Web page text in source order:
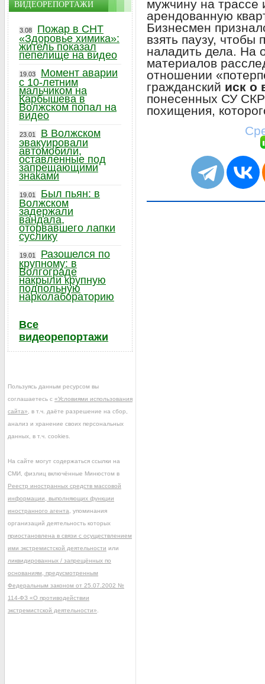
мужчину на трассе
арендованную
Бизнесмен
взять паузу, чтобы
наладить дела. На
материалов
отношении
гражданский иск о
понесенных СУ
похищения,
ВИДЕОРЕПОРТАЖИ
3.08
Пожар в СНТ
«Здоровье химика»:
житель показал
пепелище на видео
19.03
Момент аварии
с 10-летним
мальчиком на
Карбышева в
Волжском попал на
видео
23.01
В Волжском
эвакуировали
автомобили,
оставленные под
запрещающими
знаками
19.01
Был пьян: в
Волжском
задержали
вандала,
оторвавшего лапки
суслику
19.01
Разошелся по
крупному: в
Волгограде
накрыли крупную
подпольную
нарколабораторию
Все
видеорепортажи
Пользуясь данным ресурсом вы
соглашаетесь с «Условиями использования
сайта» , в т.ч. даёте разрешение на сбор,
анализ и хранение своих персональных
данных, в т.ч. cookies.
На сайте могут содержаться ссылки на
СМИ, физлиц включённые Минюстом в
Реестр иностранных средств массовой
информации, выполняющих функции
иностранного агента , упоминания
организаций деятельность которых
приостановлена в связи с осуществлением
ими экстремистской деятельности или
ликвидированных / запрещённых по
основаниям, предусмотренным
Федеральным законом от 25.07.2002 №
114-ФЗ «О противодействии
экстремистской деятельности»